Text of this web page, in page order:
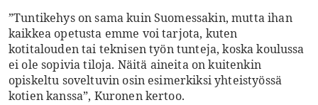
”Tuntikehys on sama kuin Suomessakin, mutta ihan
kaikkea opetusta emme voi tarjota, kuten
kotitalouden tai teknisen työn tunteja, koska koulussa
ei ole sopivia tiloja. Näitä aineita on kuitenkin
opiskeltu soveltuvin osin esimerkiksi yhteistyössä
kotien kanssa”, Kuronen kertoo.